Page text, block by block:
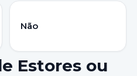
Não
Estores ou